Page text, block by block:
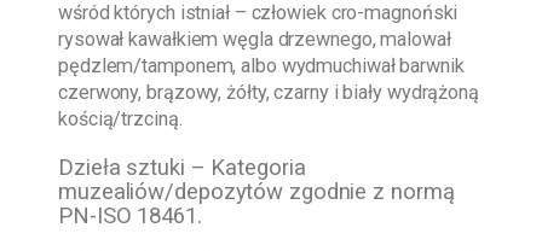
wśród których istniał – człowiek cro-magnoński
rysował kawałkiem węgla drzewnego, malował
pędzlem/tamponem, albo wydmuchiwał barwnik
czerwony, brązowy, żółty, czarny i biały wydrążoną
kością/trzciną.
Dzieła sztuki – Kategoria
muzealiów/depozytów zgodnie z normą
PN-ISO 18461.